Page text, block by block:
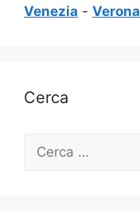
Venezia - Verona
Cerca
per: